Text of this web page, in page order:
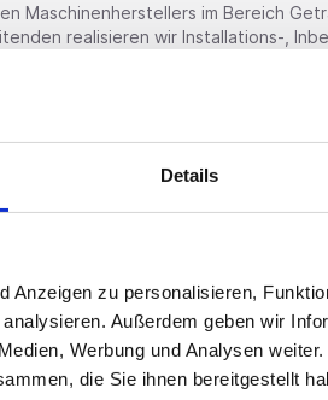
Details
Anzeigen zu personalisieren,
Außerdem geben wir
Werbung und Analysen
die Sie ihnen bereitgestellt
Maschinen­herstellers im Bereich
realisieren wir Installations-,
Servicetechniker im
KRONES Service Europe GmbH
Service Europe GmbH ist eine
Maschinen­herstellers im Bereich
realisieren wir Installations-,